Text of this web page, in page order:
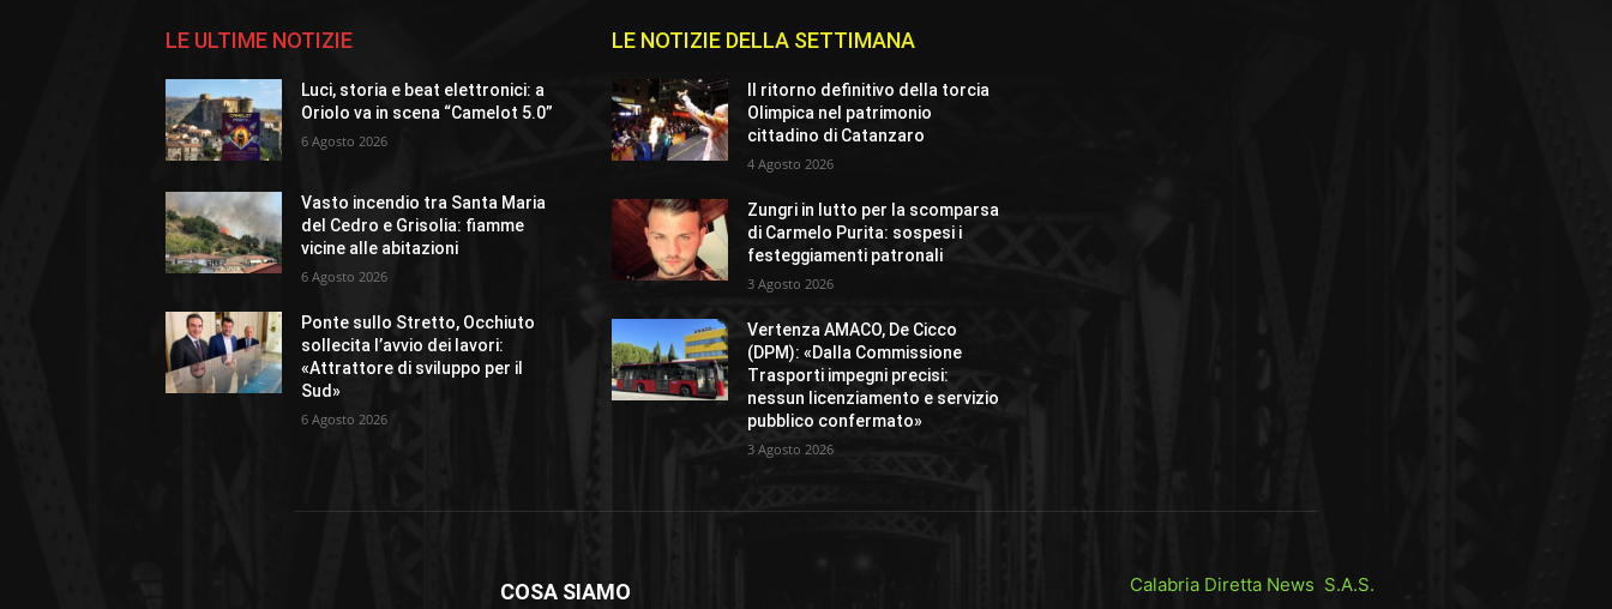
LE ULTIME NOTIZIE
Luci, storia e beat elettronici: a
Oriolo va in scena “Camelot 5.0”
6 Agosto 2026
Vasto incendio tra Santa Maria
del Cedro e Grisolia: fiamme
vicine alle abitazioni
6 Agosto 2026
Ponte sullo Stretto, Occhiuto
sollecita l’avvio dei lavori:
«Attrattore di sviluppo per il
Sud»
6 Agosto 2026
LE NOTIZIE DELLA SETTIMANA
Il ritorno definitivo della torcia
Olimpica nel patrimonio
cittadino di Catanzaro
4 Agosto 2026
Zungri in lutto per la scomparsa
di Carmelo Purita: sospesi i
festeggiamenti patronali
3 Agosto 2026
Vertenza AMACO, De Cicco
(DPM): «Dalla Commissione
Trasporti impegni precisi:
nessun licenziamento e servizio
pubblico confermato»
3 Agosto 2026
COSA SIAMO Calabria Diretta News S.A.S.